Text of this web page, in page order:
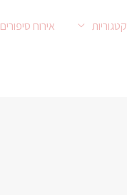
קטגוריות אירוח סיפורים